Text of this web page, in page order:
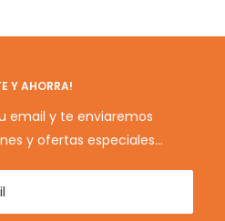
Y AHORRA!
email y te enviaremos
y ofertas especiales...